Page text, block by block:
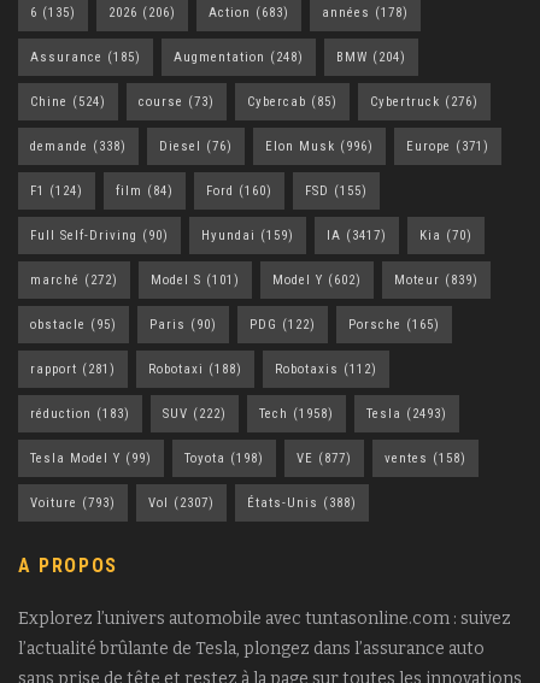
6 (135) 2026 (206) Action (683) années (178)
Assurance (185) Augmentation (248) BMW (204)
Chine (524) course (73) Cybercab (85) Cybertruck (276)
demande (338) Diesel (76) Elon Musk (996) Europe (371)
F1 (124) film (84) Ford (160) FSD (155)
Full Self-Driving (90) Hyundai (159) IA (3417) Kia (70)
marché (272) Model S (101) Model Y (602) Moteur (839)
obstacle (95) Paris (90) PDG (122) Porsche (165)
rapport (281) Robotaxi (188) Robotaxis (112)
réduction (183) SUV (222) Tech (1958) Tesla (2493)
Tesla Model Y (99) Toyota (198) VE (877) ventes (158)
Voiture (793) Vol (2307) États-Unis (388)
A PROPOS
Explorez l’univers automobile avec tuntasonline.com : suivez
l’actualité brûlante de Tesla, plongez dans l’assurance auto